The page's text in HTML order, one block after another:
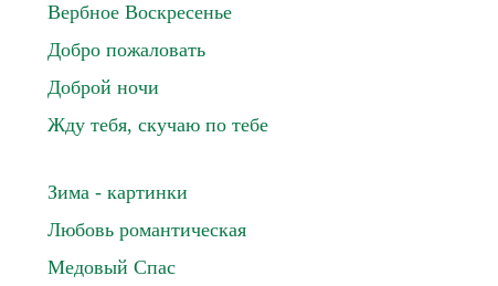
Вербное Воскресенье
Добро пожаловать
Доброй ночи
Жду тебя, скучаю по тебе
Зима - картинки
Любовь романтическая
Медовый Спас